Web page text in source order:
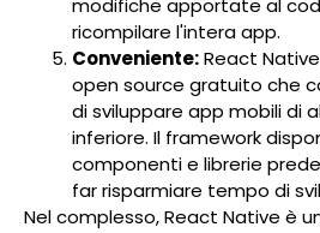
modifiche apportate al
ricompilare l'intera app.
Conveniente:React
open source gratuito che
di sviluppare app mobili di
inferiore. Il framework
componenti e librerie
far risparmiare tempo di
Nel complesso, React Native è